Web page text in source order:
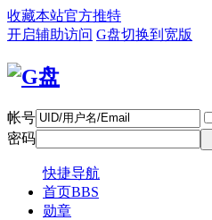
收藏本站官方推特
开启辅助访问 G盘切换到宽版
帐号
密码
快捷导航
首页BBS
勋章